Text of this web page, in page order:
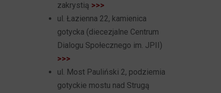
zakrystią >>>
ul. Łazienna 22, kamienica
gotycka (diecezjalne Centrum
Dialogu Społecznego im. JPII)
>>>
ul. Most Pauliński 2, podziemia
gotyckie mostu nad Strugą